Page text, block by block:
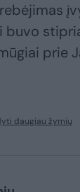
buvo
prie
daugiau žymių